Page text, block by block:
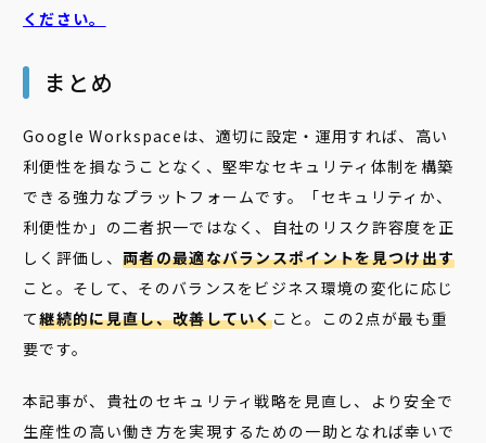
ください。
まとめ
Google Workspaceは、適切に設定・運用すれば、高い
利便性を損なうことなく、堅牢なセキュリティ体制を構築
できる強力なプラットフォームです。「セキュリティか、
利便性か」の二者択一ではなく、自社のリスク許容度を正
しく評価し、 両者の最適なバランスポイントを見つけ出す
こと。そして、そのバランスをビジネス環境の変化に応じ
て継続的に見直し、改善していくこと。この2点が最も重
要です。
本記事が、貴社のセキュリティ戦略を見直し、より安全で
生産性の高い働き方を実現するための一助となれば幸いで